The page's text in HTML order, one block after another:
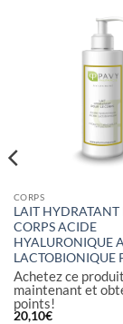
CORPS
LAIT HYDRATANT
CORPS ACIDE
HYALURONIQUE
LACTOBIONIQUE
Achetez ce produit
maintenant et
points!
20,10€